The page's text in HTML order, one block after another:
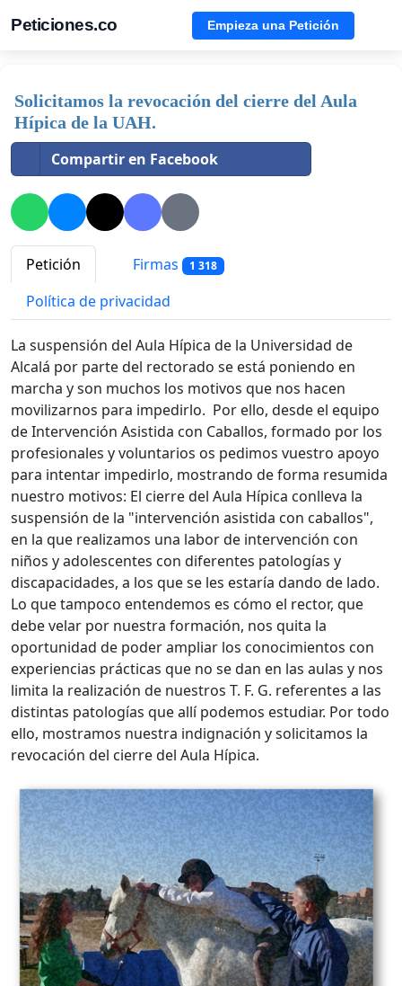
Peticiones.co Empieza una Petición
Solicitamos la revocación del cierre del Aula
Hípica de la UAH.
Compartir en Facebook
Petición Firmas 1 318
Política de privacidad
La suspensión del Aula Hípica de la Universidad de
Alcalá por parte del rectorado se está poniendo en
marcha y son muchos los motivos que nos hacen
movilizarnos para impedirlo. Por ello, desde el equipo
de Intervención Asistida con Caballos, formado por los
profesionales y voluntarios os pedimos vuestro apoyo
para intentar impedirlo, mostrando de forma resumida
nuestro motivos: El cierre del Aula Hípica conlleva la
suspensión de la "intervención asistida con caballos",
en la que realizamos una labor de intervención con
niños y adolescentes con diferentes patologías y
discapacidades, a los que se les estaría dando de lado.
Lo que tampoco entendemos es cómo el rector, que
debe velar por nuestra formación, nos quita la
oportunidad de poder ampliar los conocimientos con
experiencias prácticas que no se dan en las aulas y nos
limita la realización de nuestros T. F. G. referentes a las
distintas patologías que allí podemos estudiar. Por todo
ello, mostramos nuestra indignación y solicitamos la
revocación del cierre del Aula Hípica.